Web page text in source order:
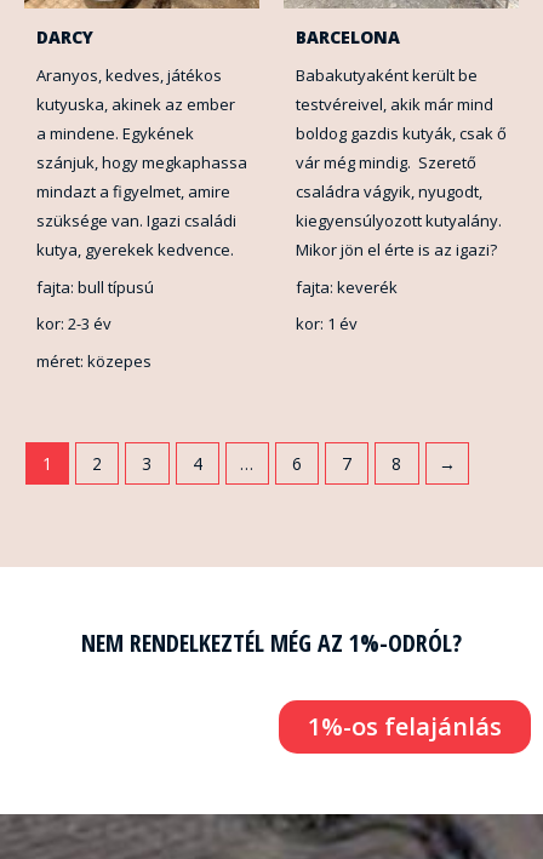
DARCY
Aranyos, kedves, játékos
kutyuska, akinek az ember
a mindene. Egykének
szánjuk, hogy megkaphassa
mindazt a figyelmet, amire
szüksége van. Igazi családi
kutya, gyerekek kedvence.
fajta: bull típusú
kor: 2-3 év
méret: közepes
BARCELONA
Babakutyaként került be
testvéreivel, akik már mind
boldog gazdis kutyák, csak ő
vár még mindig. Szerető
családra vágyik, nyugodt,
kiegyensúlyozott kutyalány.
Mikor jön el érte is az igazi?
fajta: keverék
kor: 1 év
1 2 3 4 … 6 7 8 →
NEM RENDELKEZTÉL MÉG AZ 1%-ODRÓL?
1%-os felajánlás